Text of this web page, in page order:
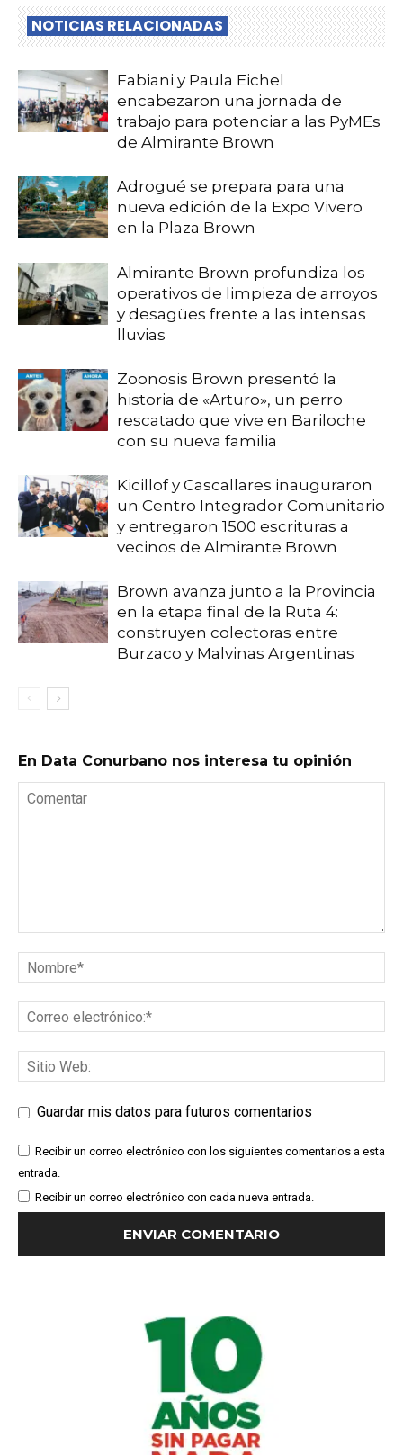
NOTICIAS RELACIONADAS
Fabiani y Paula Eichel
encabezaron una jornada de
trabajo para potenciar a las PyMEs
de Almirante Brown
Adrogué se prepara para una
nueva edición de la Expo Vivero
en la Plaza Brown
Almirante Brown profundiza los
operativos de limpieza de arroyos
y desagües frente a las intensas
lluvias
Zoonosis Brown presentó la
historia de «Arturo», un perro
rescatado que vive en Bariloche
con su nueva familia
Kicillof y Cascallares inauguraron
un Centro Integrador Comunitario
y entregaron 1500 escrituras a
vecinos de Almirante Brown
Brown avanza junto a la Provincia
en la etapa final de la Ruta 4:
construyen colectoras entre
Burzaco y Malvinas Argentinas
En Data Conurbano nos interesa tu opinión
Guardar mis datos para futuros comentarios
Recibir un correo electrónico con los siguientes comentarios a esta
entrada.
Recibir un correo electrónico con cada nueva entrada.